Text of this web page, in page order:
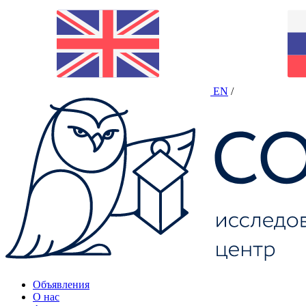
EN /
Объявления
О нас